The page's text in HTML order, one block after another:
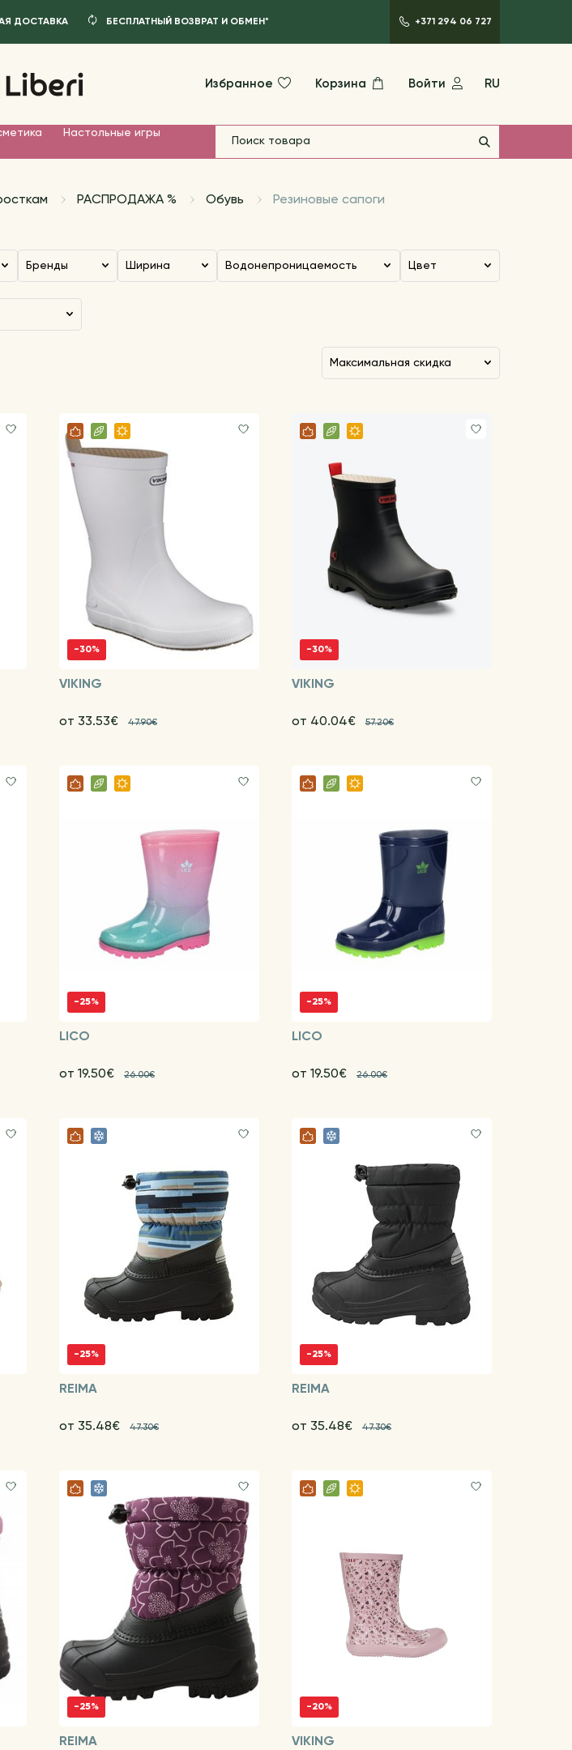
ДОСТАВКА БЕСПЛАТНЫЙ ВОЗВРАТ И ОБМЕН* +371 294 06 727
Избранное Корзина Войти RU
Настольные игры
РАСПРОДАЖА % Обувь Резиновые сапоги
Бренды Ширина Водонепроницаемость Цвет
максимальная скидка
-30%
VIKING
от 33.53€ 47.90€
-30%
VIKING
от 40.04€ 57.20€
-25%
LICO
от 19.50€ 26.00€
-25%
LICO
от 19.50€ 26.00€
-25%
REIMA
от 35.48€ 47.30€
-25%
REIMA
от 35.48€ 47.30€
-25%
REIMA
-20%
VIKING